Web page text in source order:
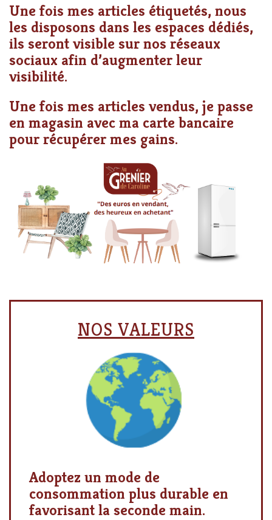
Une fois mes articles étiquetés, nous
les disposons dans les espaces dédiés,
ils seront visible sur nos réseaux
sociaux afin d’augmenter leur
visibilité.
Une fois mes articles vendus, je passe
en magasin avec ma carte bancaire
pour récupérer mes gains.
NOS VALEURS
Adoptez un mode de
consommation plus durable en
favorisant la seconde main.